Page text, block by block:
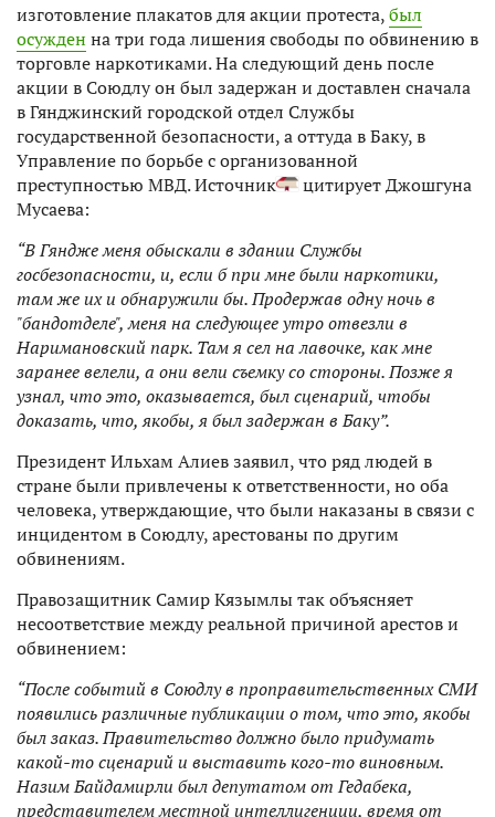
изготовление плакатов для акции протеста,был
осужден на три года лишения свободы по обвинению в
торговле наркотиками. На следующий день после
акции в Союдлу он был задержан и доставлен сначала
в Гянджинский городской отдел Службы
государственной безопасности, а оттуда в Баку, в
Управление по борьбе с организованной
преступностью МВД. Источник
цитирует Джошгуна
Мусаева:
“В Гяндже меня обыскали в здании Службы
госбезопасности, и, если б при мне были наркотики,
там же их и обнаружили бы. Продержав одну ночь в
"бандотделе", меня на следующее утро отвезли в
Наримановский парк. Там я сел на лавочке, как мне
заранее велели, а они вели съемку со стороны. Позже я
узнал, что это, оказывается, был сценарий, чтобы
доказать, что, якобы, я был задержан в Баку”.
Президент Ильхам Алиев заявил, что ряд людей в
стране были привлечены к ответственности, но оба
человека, утверждающие, что были наказаны в связи с
инцидентом в Союдлу, арестованы по другим
обвинениям.
Правозащитник Самир Кязымлы так объясняет
несоответствие между реальной причиной арестов и
обвинением:
“После событий в Союдлу в проправительственных СМИ
появились различные публикации о том, что это, якобы
был заказ. Правительство должно было придумать
какой-то сценарий и выставить кого-то виновным.
Назим Байдамирли был депутатом от Гедабека,
представителем местной интеллигенции, время от